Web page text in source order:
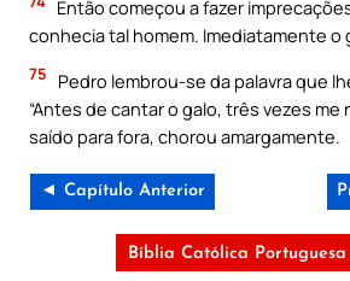
Então começou a fazer
conhecia tal homem. Imediatamente o
75
Pedro lembrou-se da palavra que
“Antes de cantar o galo, três vezes me
saído para fora, chorou amargamente.
◄ Capítulo Anterior
Bíblia Católica